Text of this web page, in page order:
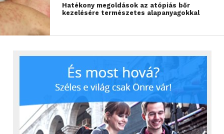
Hatékony megoldások az atópiás bőr
kezelésére természetes alapanyagokkal